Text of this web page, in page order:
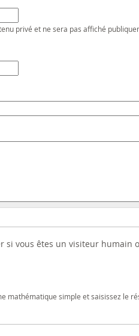
privé et ne sera pas affiché
si vous êtes un visiteur
mathématique simple et saisissez le